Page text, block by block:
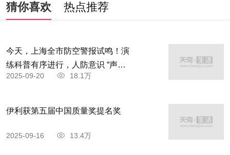
猜你喜欢 热点推荐
今天，上海全市防空警报试鸣！演
练科普有序进行，人防意识 “声入
人心”
2025-09-20 18.1万
伊利获第五届中国质量奖提名奖
2025-09-16 13.4万